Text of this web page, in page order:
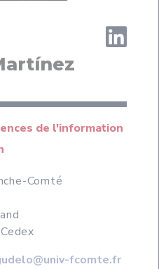
de l'information
Comté
fcomte.fr